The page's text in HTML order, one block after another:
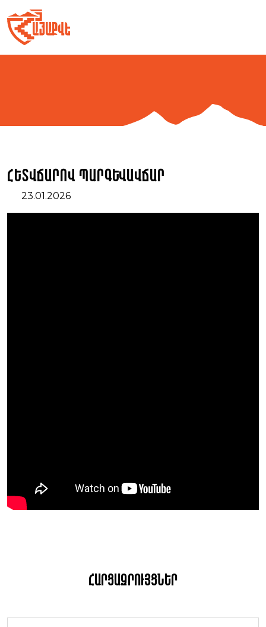
to
content
Հետվճարով պարգևավճար
23.01.2026
Հարցազրույցներ